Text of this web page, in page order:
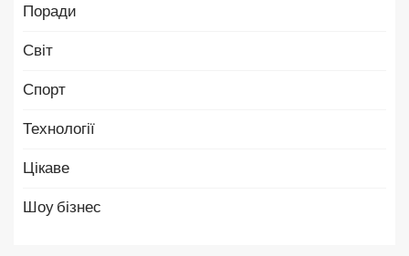
Поради
Світ
Спорт
Технології
Цікаве
Шоу бізнес